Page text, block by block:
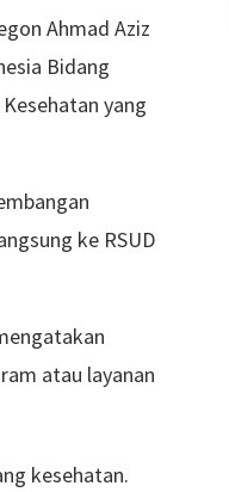
Ahmad Aziz
Bidang
yang
ke RSUD
atau layanan
kesehatan.